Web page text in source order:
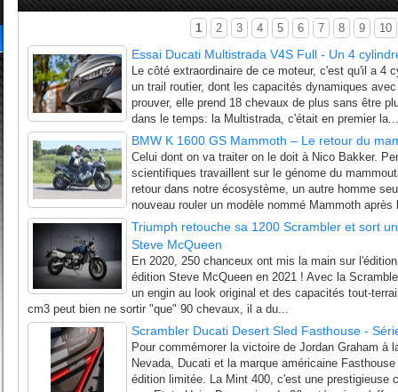
1 2 3 4 5 6 7 8 9 10
Essai Ducati Multistrada V4S Full - Un 4
Le côté extraordinaire de ce moteur, c'est qu'il a 4
un trail routier, dont les capacités dynamiques
prouver, elle prend 18 chevaux de plus sans être
dans le temps: la Multistrada, c'était en premier la...
BMW K 1600 GS Mammoth – Le retour du
Celui dont on va traiter on le doit à Nico Bakker.
scientifiques travaillent sur le génome du
retour dans notre écosystème, un autre homme
nouveau rouler un modèle nommé Mammoth après
Triumph retouche sa 1200 Scrambler et sort
Steve McQueen
En 2020, 250 chanceux ont mis la main sur
édition Steve McQueen en 2021 ! Avec la
un engin au look original et des capacités tout-
cm3 peut bien ne sortir "que" 90 chevaux, il a du...
Scrambler Ducati Desert Sled Fasthouse -
Pour commémorer la victoire de Jordan Graham à
Nevada, Ducati et la marque américaine
édition limitée. La Mint 400, c'est une prestigieuse